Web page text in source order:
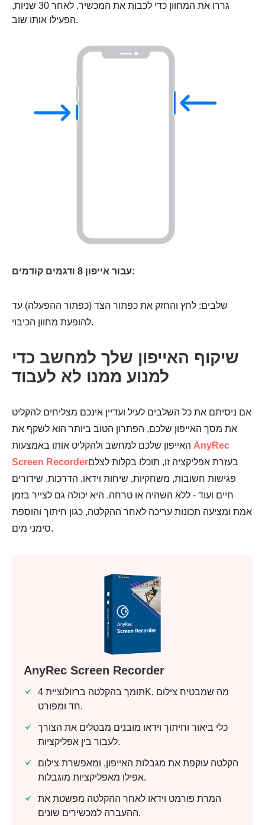
שלב 2.
גררו את המחוון כדי לכבות את המכשיר. לאחר 30 שניות,
הפעילו אותו שוב.
עבור אייפון 8 ודגמים קודמים:
שלבים: לחץ והחזק את כפתור הצד (כפתור ההפעלה) עד
להופעת מחוון הכיבוי.
שיקוף האייפון שלך למחשב כדי
למנוע ממנו לא לעבוד
אם ניסיתם את כל השלבים לעיל ועדיין אינכם מצליחים להקליט
את מסך האייפון שלכם, הפתרון הטוב ביותר הוא לשקף את
AnyRec
Screen Recorderבעזרת אפליקציה זו, תוכלו בקלות לצלם
פגישות חשובות, משחקיות, שיחות וידאו, הדרכות, שידורים
חיים ועוד - ללא השהיה או טרחה. היא יכולה גם לצייר בזמן
אמת ומציעה תכונות עריכה לאחר ההקלטה, כגון חיתוך והוספת
סימני מים.
AnyRec Screen Recorder
תומך בהקלטה ברזולוציית 4K, מה שמבטיח צילום
חד ומפורט.
כלי ביאור וחיתוך וידאו מובנים מבטלים את הצורך
לעבור בין אפליקציות.
הקלטה עוקפת את מגבלות האייפון, ומאפשרת צילום
אפילו מאפליקציות מוגבלות.
המרת פורמט וידאו לאחר ההקלטה מפשטת את
ההעברה למכשירים שונים.